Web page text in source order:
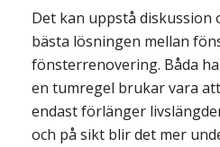
Det kan uppstå diskussion
bästa lösningen mellan
fönsterrenovering. Båda
en tumregel brukar vara
endast förlänger
och på sikt blir det mer